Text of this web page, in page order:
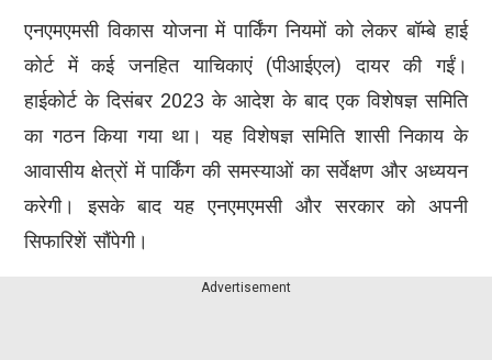
एनएमएमसी विकास योजना में पार्किंग नियमों को लेकर बॉम्बे हाई
कोर्ट में कई जनहित याचिकाएं (पीआईएल) दायर की गईं।
हाईकोर्ट के दिसंबर 2023 के आदेश के बाद एक विशेषज्ञ समिति
का गठन किया गया था। यह विशेषज्ञ समिति शासी निकाय के
आवासीय क्षेत्रों में पार्किंग की समस्याओं का सर्वेक्षण और अध्ययन
करेगी। इसके बाद यह एनएमएमसी और सरकार को अपनी
सिफारिशें सौंपेगी।
Advertisement